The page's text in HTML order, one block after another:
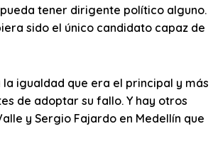
tener dirigente político alguno.
sido el único candidato capaz de
igualdad que era el principal y más
de adoptar su fallo. Y hay otros
y Sergio Fajardo en Medellín que